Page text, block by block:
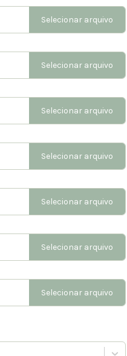
Selecionar arquivo
Selecionar arquivo
Selecionar arquivo
Selecionar arquivo
Selecionar arquivo
Selecionar arquivo
Selecionar arquivo